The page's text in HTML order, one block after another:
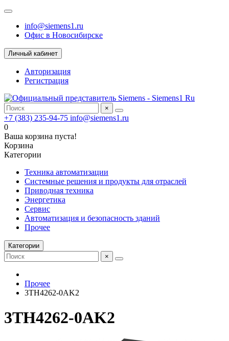
info@siemens1.ru
Офис в Новосибирске
Личный кабинет
Авторизация
Регистрация
×
+7 (383) 235-94-75 info@siemens1.ru
0
Ваша корзина пуста!
Корзина
Категории
Техника автоматизации
Системные решения и продукты для отраслей
Приводная техника
Энергетика
Сервис
Автоматизация и безопасность зданий
Прочее
Категории
×
Прочее
3TH4262-0AK2
3TH4262-0AK2